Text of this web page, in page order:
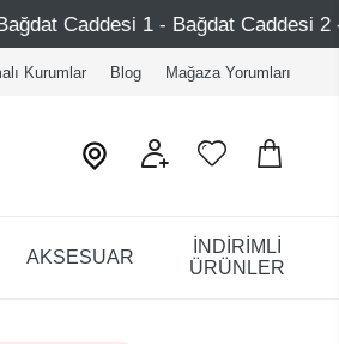
Bağdat Caddesi 2 - Nişantaşı –
Kurumlar Blog Mağaza Yorumları
AKSESUAR
İNDİRİMLİ
ÜRÜNLER